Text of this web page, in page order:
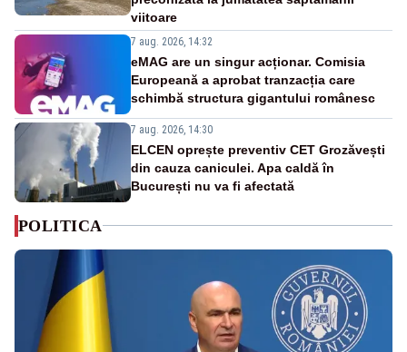
viitoare
7 aug. 2026, 14:32
eMAG are un singur acționar. Comisia
Europeană a aprobat tranzacția care
schimbă structura gigantului românesc
7 aug. 2026, 14:30
ELCEN oprește preventiv CET Grozăvești
din cauza caniculei. Apa caldă în
București nu va fi afectată
POLITICA